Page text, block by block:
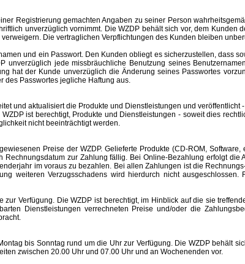
Registrierung gemachten Angaben zu seiner Person
unverzüglich vornimmt. Die WZDP behält sich vor, dem
verweigern. Die vertraglichen Verpflichtungen des Kunden bleiben
und ein Passwort. Den Kunden obliegt es sicherzustellen, dass
unverzüglich jede missbräuchliche Benutzung seines
hat der Kunde unverzüglich die Änderung seines Passwortes
des Passwortes jegliche Haftung aus.
und aktualisiert die Produkte und Dienstleistungen und veröffentlicht
ist berechtigt, Produkte und Dienstleistungen - soweit dies
nicht beeinträchtigt werden.
Preise der WZDP. Gelieferte Produkte (CD-ROM, Software,
Rechnungsdatum zur Zahlung fällig. Bei Online-Bezahlung erfolgt
im voraus zu bezahlen. Bei allen Zahlungen ist die
weiteren Verzugsschadens wird hierdurch nicht
Verfügung. Die WZDP ist berechtigt, im Hinblick auf die sie
Dienstleistungen verrechneten Preise und/oder die
bis Sonntag rund um die Uhr zur Verfügung. Die WZDP behält
zwischen 20.00 Uhr und 07.00 Uhr und an Wochenenden vor.